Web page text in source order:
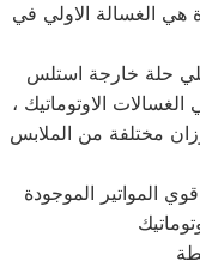
هي الغسالة الاولي في
حلة خارجة استلس
الاوتوماتيك ،
مختلفة من الملابس
المواتير الموجودة